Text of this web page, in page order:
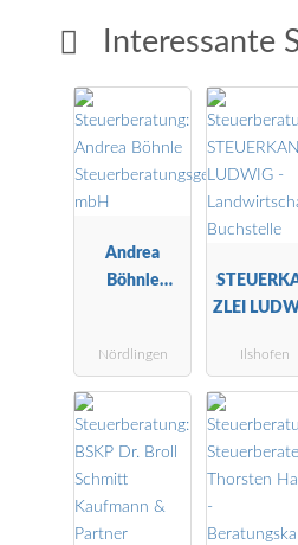
Interessante
Andrea
Böhnle
ft mbH
Nördlingen
ZLEI
ftliche
Buchstelle
Ilshofen